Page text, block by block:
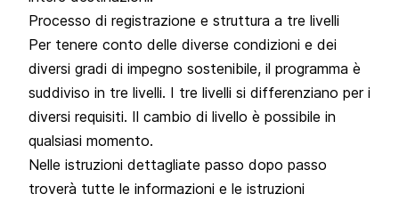
Processo di registrazione e struttura a tre livelli
Per tenere conto delle diverse condizioni e dei
diversi gradi di impegno sostenibile, il programma è
suddiviso in tre livelli. I tre livelli si differenziano per i
diversi requisiti. Il cambio di livello è possibile in
qualsiasi momento.
Nelle istruzioni dettagliate passo dopo passo
troverà tutte le informazioni e le istruzioni